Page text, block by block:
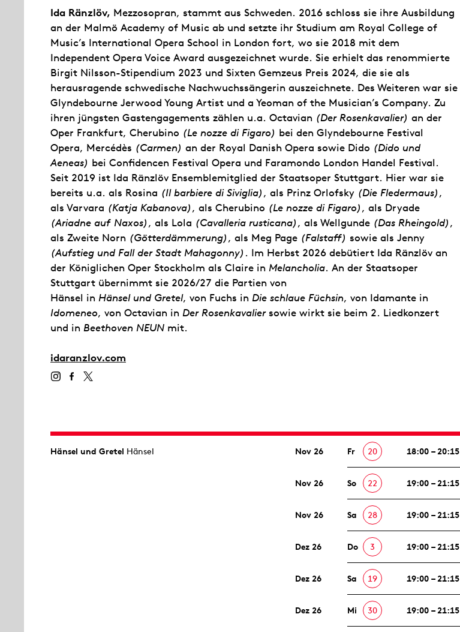
Ida Ränzlöv, Mezzosopran, stammt aus Schweden. 2016 schloss sie ihre Ausbildung
an der Malmö Academy of Music ab und setzte ihr Studium am Royal College of
Music’s International Opera School in London fort, wo sie 2018 mit dem
Independent Opera Voice Award ausgezeichnet wurde. Sie erhielt das renommierte
Birgit Nilsson-Stipendium 2023 und Sixten Gemzeus Preis 2024, die sie als
herausragende schwedische Nachwuchssängerin auszeichnete. Des Weiteren war sie
Glyndebourne Jerwood Young Artist und a Yeoman of the Musician’s Company. Zu
ihren jüngsten Gastengagements zählen u.a. Octavian (Der Rosenkavalier) an der
Oper Frankfurt, Cherubino (Le nozze di Figaro) bei den Glyndebourne Festival
Opera, Mercédès (Carmen) an der Royal Danish Opera sowie Dido (Dido und
Aeneas) bei Confidencen Festival Opera und Faramondo London Handel Festival.
Seit 2019 ist Ida Ränzlöv Ensemblemitglied der Staatsoper Stuttgart. Hier war sie
bereits u.a. als Rosina (Il barbiere di Siviglia), als Prinz Orlofsky (Die Fledermaus),
als Varvara (Katja Kabanova), als Cherubino (Le nozze di Figaro), als Dryade
(Ariadne auf Naxos), als Lola (Cavalleria rusticana), als Wellgunde (Das Rheingold),
als Zweite Norn (Götterdämmerung), als Meg Page (Falstaff) sowie als Jenny
(Aufstieg und Fall der Stadt Mahagonny) . Im Herbst 2026 debütiert Ida Ränzlöv an
der Königlichen Oper Stockholm als Claire in Melancholia. An der Staatsoper
Stuttgart übernimmt sie 2026/27 die Partien von
Hänsel in Hänsel und Gretel, von Fuchs in Die schlaue Füchsin, von Idamante in
Idomeneo, von Octavian in Der Rosenkavaliersowie wirkt sie beim 2. Liedkonzert
und in Beethoven NEUN mit.
idaranzlov.com
Hänsel und Gretel Hänsel Nov 26 Fr 20 18:00 – 20:15
Nov 26 So 22 19:00 – 21:15
Nov 26 Sa 28 19:00 – 21:15
Dez 26 Do 3 19:00 – 21:15
Dez 26 Sa 19 19:00 – 21:15
Dez 26 Mi 30 19:00 – 21:15